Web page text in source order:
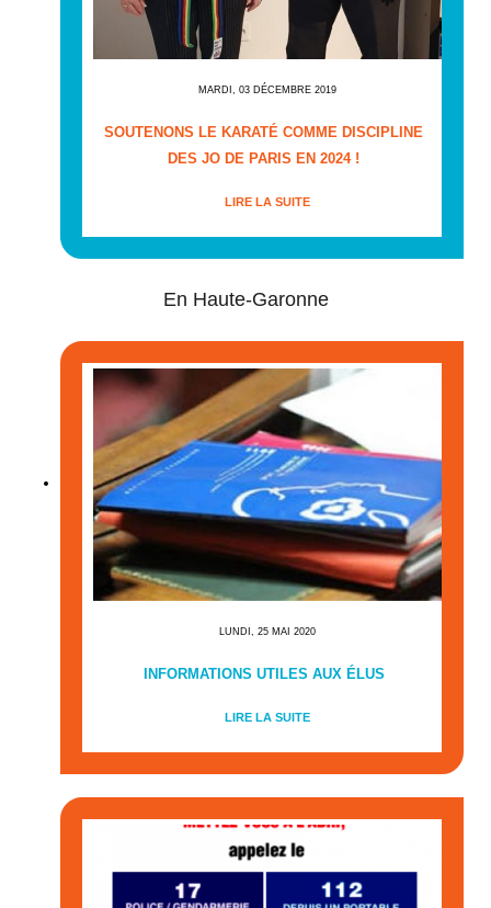
MARDI, 03 DÉCEMBRE 2019
SOUTENONS LE KARATÉ COMME DISCIPLINE
DES JO DE PARIS EN 2024 !
LIRE LA SUITE
En Haute-Garonne
LUNDI, 25 MAI 2020
INFORMATIONS UTILES AUX ÉLUS
LIRE LA SUITE